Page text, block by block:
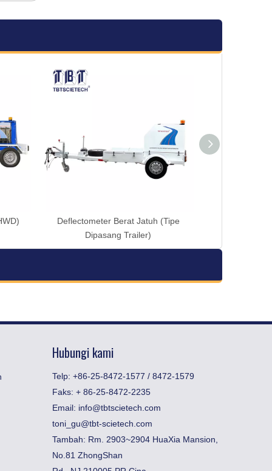
Deflectometer Berat Jatuh (Tipe
Dipasang Trailer)
Hubungi kami
Telp: +86-25-8472-1577 / 8472-1579
Faks: ​+ 86-25-8472-2235
Email: info@tbtscietech.com
toni_gu@tbt-scietech.com
Tambah: Rm. 2903~2904 HuaXia Mansion,
No.81 ZhongShan